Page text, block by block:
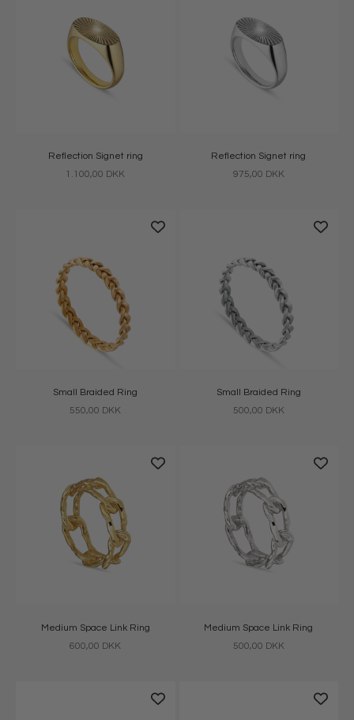
Reflection Signet ring
Salgspris
1.100,00 DKK
Reflection Signet ring
Salgspris
975,00 DKK
Small Braided Ring
Salgspris
550,00 DKK
Small Braided Ring
Salgspris
500,00 DKK
Medium Space Link Ring
Salgspris
600,00 DKK
Medium Space Link Ring
Salgspris
500,00 DKK